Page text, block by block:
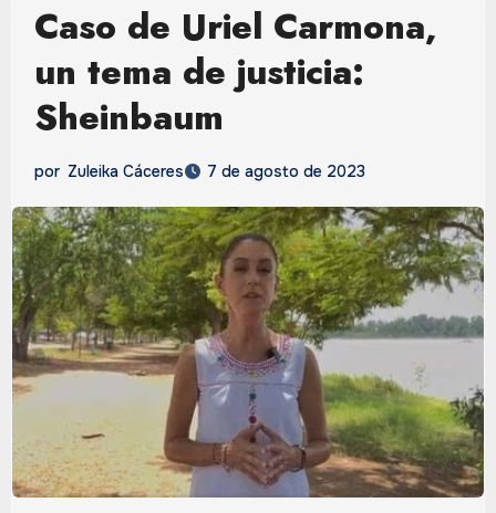
Caso de Uriel Carmona,
un tema de justicia:
Sheinbaum
por Zuleika Cáceres 7 de agosto de 2023